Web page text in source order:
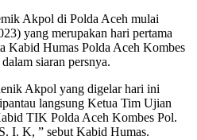
Akpol di Polda Aceh mulai
yang merupakan hari pertama
Kabid Humas Polda Aceh Kombes
siaran persnya.
Akpol yang digelar hari ini
langsung Ketua Tim Ujian
TIK Polda Aceh Kombes Pol.
I. K, ” sebut Kabid Humas.